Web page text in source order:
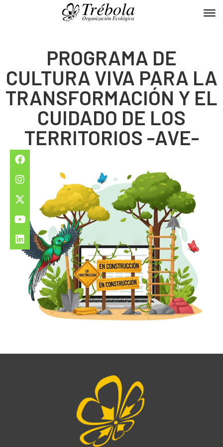
PROGRAMA DE
CULTURA VIVA PARA LA
TRANSFORMACIÓN Y EL
CUIDADO DE LOS
TERRITORIOS -AVE-